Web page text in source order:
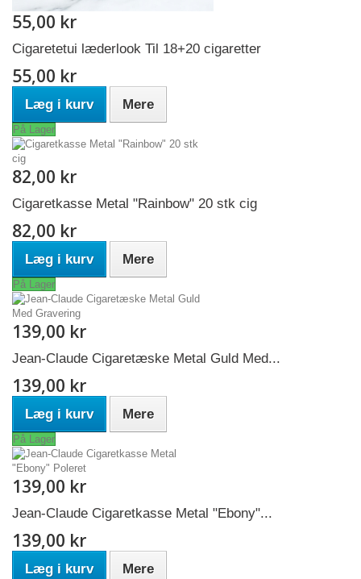
55,00 kr
Cigaretetui læderlook Til 18+20 cigaretter
55,00 kr
Læg i kurv Mere
På Lager
82,00 kr
Cigaretkasse Metal "Rainbow" 20 stk cig
82,00 kr
Læg i kurv Mere
På Lager
139,00 kr
Jean-Claude Cigaretæske Metal Guld Med...
139,00 kr
Læg i kurv Mere
På Lager
139,00 kr
Jean-Claude Cigaretkasse Metal "Ebony"...
139,00 kr
Læg i kurv Mere